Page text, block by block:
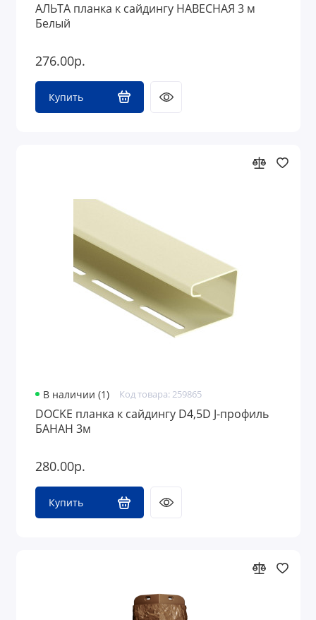
АЛЬТА планка к сайдингу НАВЕСНАЯ 3 м
Белый
276.00р.
Купить
В наличии (1) Код товара: 259865
DOCKE планка к сайдингу D4,5D J-профиль
БАНАН 3м
280.00р.
Купить